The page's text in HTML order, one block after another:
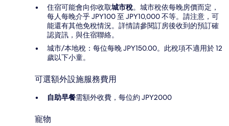
住宿可能會向你收取城市稅。城市稅依每晚房價而定，
每人每晚介乎 JPY100 至 JPY10,000 不等。請注意，可
能還有其他免稅情況。詳情請參閱訂房後收到的預訂確
認資訊，與住宿聯絡。
城市/本地稅：每位每晚 JPY150.00。此稅項不適用於 12
歲以下小童。
可選額外設施服務費用
自助早餐需額外收費，每位約 JPY2000
寵物